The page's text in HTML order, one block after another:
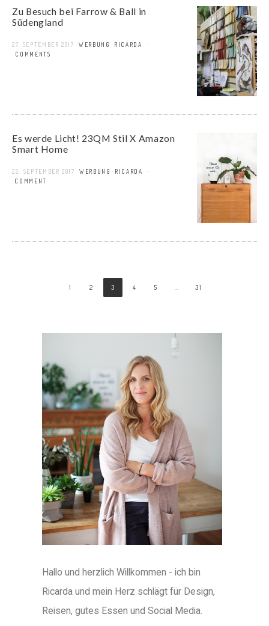
Zu Besuch bei Farrow & Ball in
Südengland
27. SEPTEMBER 2017 WERBUNG
RICARDA
2 COMMENTS
Es werde Licht! 23QM Stil X Amazon
Smart Home
22. SEPTEMBER 2017 WERBUNG
RICARDA
1 COMMENT
1 2 3 4 5 … 31
Hallo und herzlich Willkommen - ich bin
Ricarda und mein Herz schlägt für Design,
Reisen, gutes Essen und Social Media.